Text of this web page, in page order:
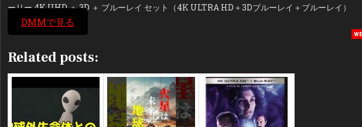
ーリー 4K UHD ＋ 3D ＋ ブルーレイ セット（4K ULTRA HD＋3Dブルーレイ＋ブルーレイ）
DMMで見る
Related posts: